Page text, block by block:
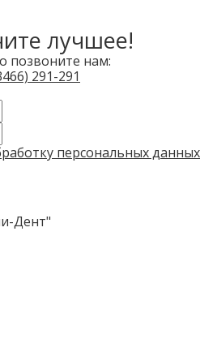
лучшее!
позвоните нам:
291-291
персональных данных
Дент"